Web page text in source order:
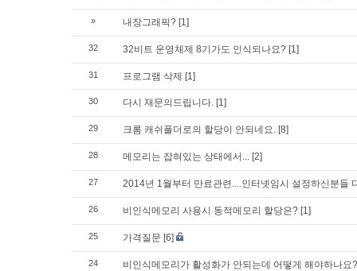
» 내장그래픽? [1]
32 32비트 운영체제 8기가도 인식되나요? [1]
31 프로그램 삭제 [1]
30 다시 재문의드립니다. [1]
29 크롬 캐쉬폴더로의 할당이 안되네요. [8]
28 메모리는 잡혀있는 상태에서... [2]
27 2014년 1월부터 만료관련....인터넷임시 설정하신분들
26 비인식메모리 사용시 동적메모리 할당은? [1]
25 가격질문 [6]
24 비인식메모리가 활성화가 안되는데 어떻게 해야하나요?